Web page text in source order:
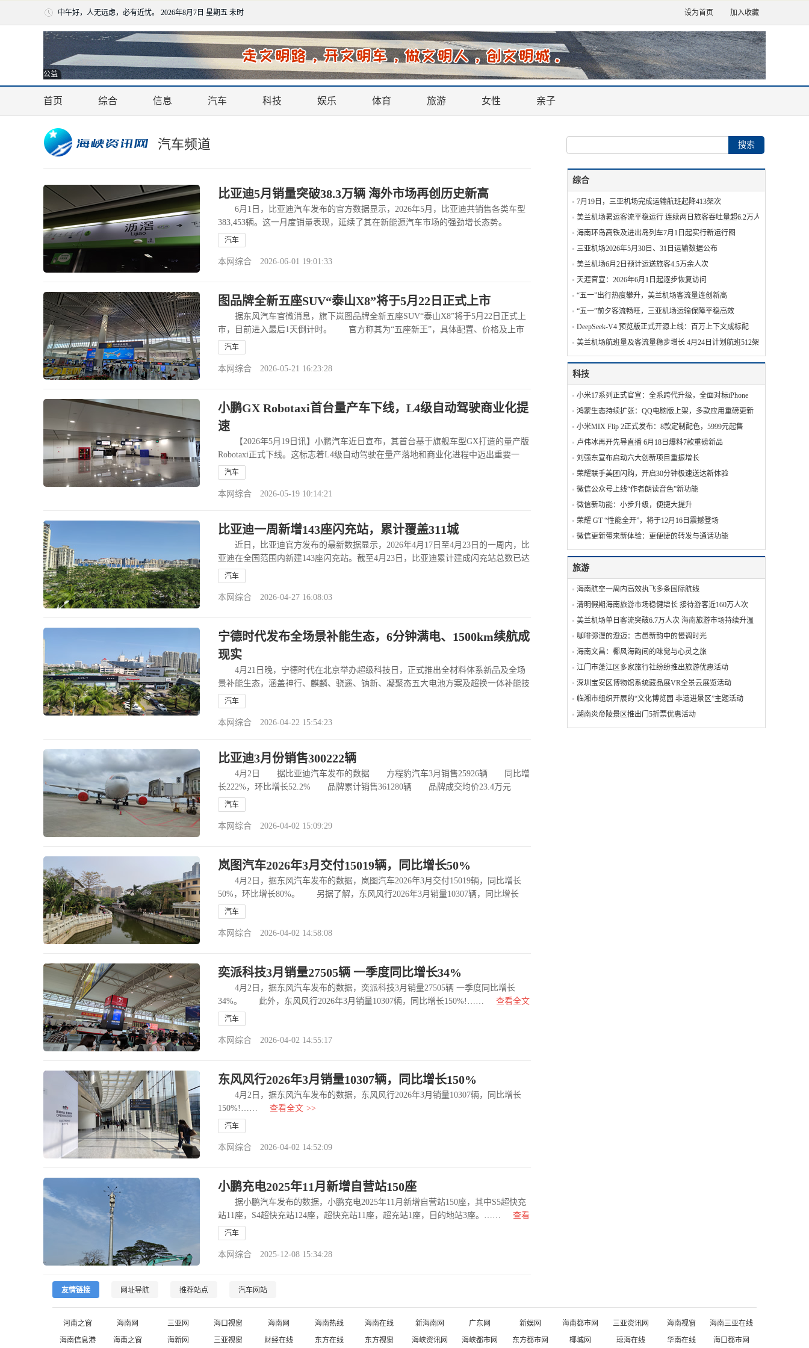
中午好，人无远虑，必有近忧。 2026年8月7日 星期五 未时 设为首页 加入收藏
公益
首页 综合 信息 汽车 科技 娱乐 体育 旅游 女性 亲子
汽车频道
比亚迪5月销量突破38.3万辆 海外市场再创历史新高
6月1日，比亚迪汽车发布的官方数据显示，2026年5月，比亚迪共销售各类车型
383,453辆。这一月度销量表现，延续了其在新能源汽车市场的强劲增长态势。
与此同时，比亚迪在海外市……
汽车
本网综合 2026-06-01 19:01:33
图品牌全新五座SUV“泰山X8”将于5月22日正式上市
据东风汽车官微消息，旗下岚图品牌全新五座SUV“泰山X8”将于5月22日正式上
市，目前进入最后1天倒计时。 官方称其为“五座新王”，具体配置、价格及上市
权益将在明日发布……
汽车
本网综合 2026-05-21 16:23:28
小鹏GX Robotaxi首台量产车下线，L4级自动驾驶商业化提
速
【2026年5月19日讯】小鹏汽车近日宣布，其首台基于旗舰车型GX打造的量产版
Robotaxi正式下线。这标志着L4级自动驾驶在量产落地和商业化进程中迈出重要一
步。 据介绍，小……
汽车
本网综合 2026-05-19 10:14:21
比亚迪一周新增143座闪充站，累计覆盖311城
近日，比亚迪官方发布的最新数据显示，2026年4月17日至4月23日的一周内，比
亚迪在全国范围内新建143座闪充站。截至4月23日，比亚迪累计建成闪充站总数已达
5499座，覆盖全国311座……
汽车
本网综合 2026-04-27 16:08:03
宁德时代发布全场景补能生态，6分钟满电、1500km续航成
现实
4月21日晚，宁德时代在北京举办超级科技日，正式推出全材料体系新品及全场
景补能生态，涵盖神行、麒麟、骁遥、钠新、凝聚态五大电池方案及超换一体补能技
术。 发布会上，第……
汽车
本网综合 2026-04-22 15:54:23
比亚迪3月份销售300222辆
4月2日 据比亚迪汽车发布的数据 方程豹汽车3月销售25926辆 同比增
长222%，环比增长52.2% 品牌累计销售361280辆 品牌成交均价23.4万元
此外 比亚迪……
汽车
本网综合 2026-04-02 15:09:29
岚图汽车2026年3月交付15019辆，同比增长50%
4月2日，据东风汽车发布的数据，岚图汽车2026年3月交付15019辆，同比增长
50%，环比增长80%。 另据了解，东风风行2026年3月销量10307辆，同比增长
150%。而奕派科技3月销量27505辆……
汽车
本网综合 2026-04-02 14:58:08
奕派科技3月销量27505辆 一季度同比增长34%
4月2日，据东风汽车发布的数据，奕派科技3月销量27505辆 一季度同比增长
34%。 此外，东风风行2026年3月销量10307辆，同比增长150%!……
查看全文
>>汽车
本网综合 2026-04-02 14:55:17
东风风行2026年3月销量10307辆，同比增长150%
4月2日，据东风汽车发布的数据，东风风行2026年3月销量10307辆，同比增长
150%!……
查看全文 >>
汽车
本网综合 2026-04-02 14:52:09
小鹏充电2025年11月新增自营站150座
据小鹏汽车发布的数据，小鹏充电2025年11月新增自营站150座，其中S5超快充
站11座，S4超快充站124座，超快充站11座，超充站1座，目的地站3座。……
查看
全文 >>
汽车
本网综合 2025-12-08 15:34:28
综合
7月19日，三亚机场完成运输航班起降413架次
美兰机场暑运客流平稳运行 连续两日旅客吞吐量超6.2万人次
海南环岛高铁及进出岛列车7月1日起实行新运行图
三亚机场2026年5月30日、31日运输数据公布
美兰机场6月2日预计运送旅客4.5万余人次
天涯官宣：2026年6月1日起逐步恢复访问
“五一”出行热度攀升，美兰机场客流量连创新高
“五一”前夕客流畅旺，三亚机场运输保障平稳高效
DeepSeek-V4 预览版正式开源上线：百万上下文成标配
美兰机场航班量及客流量稳步增长 4月24日计划航班512架次
科技
小米17系列正式官宣：全系跨代升级，全面对标iPhone
鸿蒙生态持续扩张：QQ电脑版上架，多款应用重磅更新
小米MIX Flip 2正式发布：8款定制配色，5999元起售
卢伟冰再开先导直播 6月18日爆料7款重磅新品
刘强东宣布启动六大创新项目重振增长
荣耀联手美团闪购，开启30分钟极速送达新体验
微信公众号上线“作者朗读音色”新功能
微信新功能：小步升级，便捷大提升
荣耀 GT “性能全开”，将于12月16日震撼登场
微信更新带来新体验：更便捷的转发与通话功能
旅游
海南航空一周内高效执飞多条国际航线
清明假期海南旅游市场稳健增长 接待游客近160万人次
美兰机场单日客流突破6.7万人次 海南旅游市场持续升温
咖啡弥漫的澄迈：古邑新韵中的慢调时光
海南文昌：椰风海韵间的味觉与心灵之旅
江门市蓬江区多家旅行社纷纷推出旅游优惠活动
深圳宝安区博物馆系统藏品展VR全景云展览活动
临湘市组织开展的“文化博览园 非遗进景区”主题活动‬
湖南炎帝陵景区推出门5折票优惠活动
友情链接 网址导航 推荐站点 汽车网站
河南之窗 海南网 三亚网 海口视窗 海南网 海南热线 海南在线 新海南网 广东网 新娱网 海南都市网 三亚资讯网 海南视窗
海南三亚在线
海南信息港
海南之窗 海新网 三亚视窗 财经在线 东方在线 东方视窗 海峡资讯网 海峡都市网 东方都市网 椰城网 琼海在线 华南在线 海口都市网